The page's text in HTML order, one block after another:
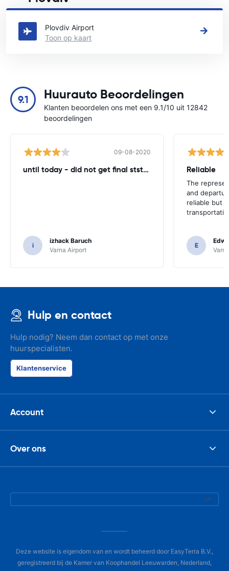
Zie onze belangrijkste autoverhuur locaties in Plovdiv
Plovdiv Airport
Toon op kaart
9.1 Huurauto Beoordelingen
Klanten beoordelen ons met een 9.1/10 uit 12842
beoordelingen
09-08-2020
until today - did not get final ststemant of the rent !!
i
izhack Baruch
Varna Airport
Reliable
The
and
reliable but
E
Hulp en contact
Hulp nodig? Neem dan contact op met onze
huurspecialisten.
Klantenservice
Account
Over ons
Deze website is eigendom van en wordt beheerd door EasyTerra B.V.,
geregistreerd bij de Kamer van Koophandel Leeuwarden, Nederland,